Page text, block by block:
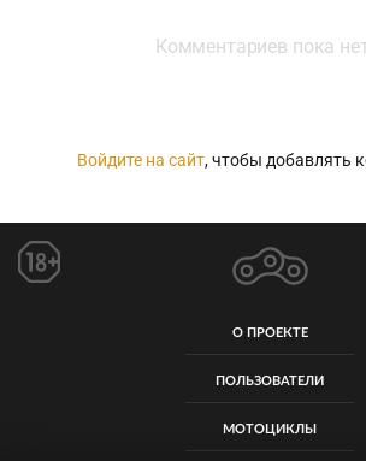
Комментариев пока
Войдите на сайт, чтобы добавлять
О ПРОЕКТЕ
ПОЛЬЗОВАТЕЛИ
МОТОЦИКЛЫ